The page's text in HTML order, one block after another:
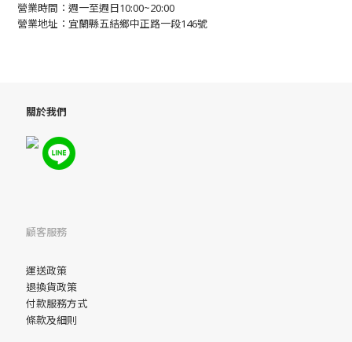
營業時間：週一至週日10:00~20:00
營業地址：宜蘭縣五結鄉中正路一段146號
關於我們
顧客服務
運送政策
退換貨政策
付款服務方式
條款及細則